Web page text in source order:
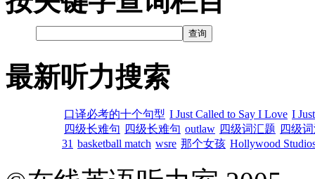
最新听力搜索
口译必考的十个句型 I Just Called to Say I Love I
四级长难句 四级长难句 outlaw 四级词汇题 四级
31 basketball match wsre 那个女孩 Hollywood